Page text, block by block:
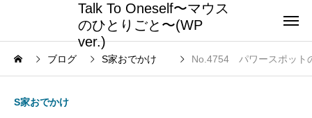
Talk To Oneself〜マウス
のひとりごと〜(WP
ver.)
ブログ S家おでかけ No.4754 パワースポット
S家おでかけ